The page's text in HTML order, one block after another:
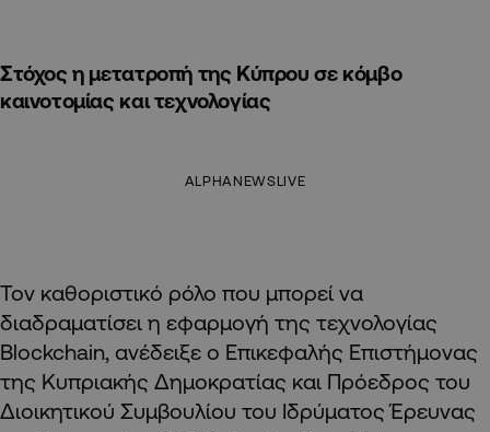
Στόχος η μετατροπή της Κύπρου σε κόμβο
καινοτομίας και τεχνολογίας
ALPHANEWSLIVE
Τον καθοριστικό ρόλο που μπορεί να
διαδραματίσει η εφαρμογή της τεχνολογίας
Blockchain, ανέδειξε ο Επικεφαλής Επιστήμονας
της Κυπριακής Δημοκρατίας και Πρόεδρος του
Διοικητικού Συμβουλίου του Ιδρύματος Έρευνας